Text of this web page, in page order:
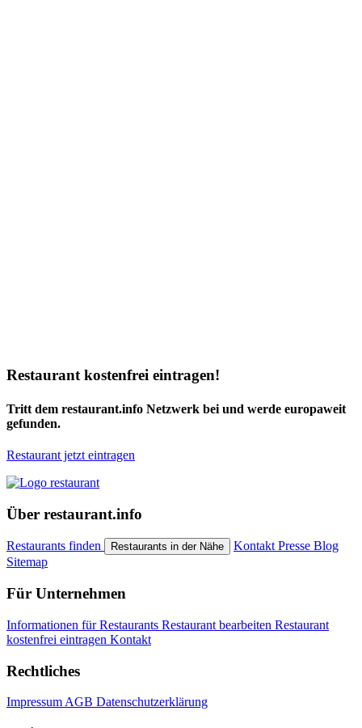
Restaurant kostenfrei eintragen!
Tritt dem restaurant.info Netzwerk bei und werde europaweit
gefunden.
Restaurant jetzt eintragen
Über restaurant.info
Restaurants finden Restaurants in der Nähe KontaktPresse Blog
Sitemap
Für Unternehmen
Informationen für Restaurants Restaurant bearbeiten Restaurant
kostenfrei eintragen Kontakt
Rechtliches
Impressum AGB Datenschutzerklärung